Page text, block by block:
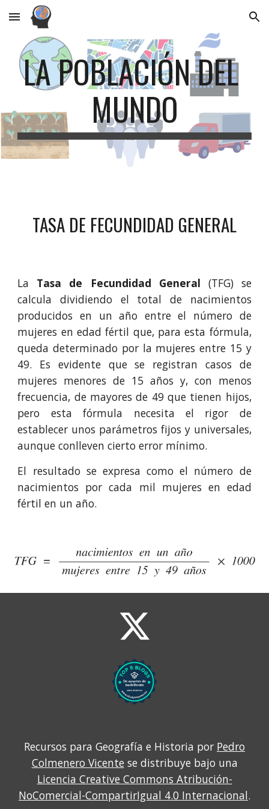
Skip to main content Skip to navigation
LA POBLACIÓN DEL
MUNDO
TASA DE FECUNDIDAD GENERAL
La Tasa de Fecundidad General (TFG) se
calcula dividiendo el total de nacimientos
producidos en un año entre el número de
mujeres en edad fértil que, para esta fórmula,
queda determinado por la mujeres entre 15 y
49. Es evidente que se registran casos de
mujeres menores de 15 años y, con menos
frecuencia, de mayores de 49 que tienen hijos,
pero esta fórmula necesita el rigor de
establecer unos parámetros fijos y universales,
aunque conlleven cierto error mínimo.
El resultado se expresa como el número de
nacimientos por cada mil mujeres en edad
fértil en un año.
Recursos para Geografía e Historia por Pedro
Colmenero Vicente se distribuye bajo una
Licencia Creative Commons Atribución-
NoComercial-CompartirIgual 4.0 Internacional.